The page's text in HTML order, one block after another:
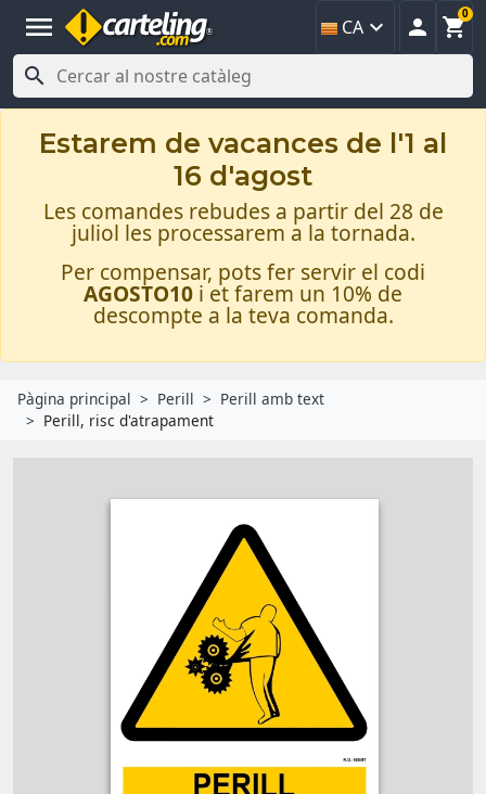
menu CA   
0

Estarem de vacances de l'1 al
16 d'agost
Les comandes rebudes a partir del 28 de
juliol les processarem a la tornada.
Per compensar, pots fer servir el codi
AGOSTO10 i et farem un 10% de
descompte a la teva comanda.
Pàgina principal Perill
Perill amb text
Perill, risc d'atrapament